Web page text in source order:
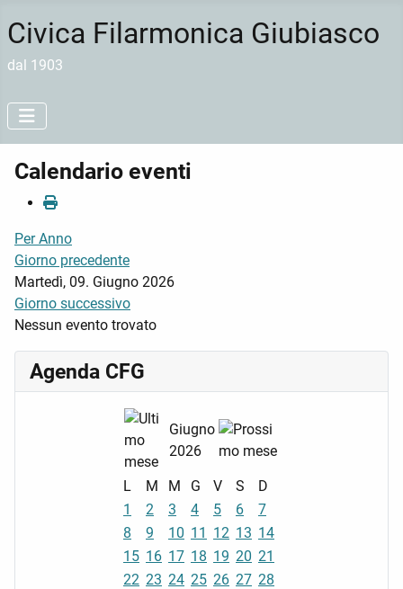
Civica Filarmonica Giubiasco
dal 1903
Calendario eventi
Per Anno
Giorno precedente
Martedì, 09. Giugno 2026
Giorno successivo
Nessun evento trovato
Agenda CFG
Giugno
2026
L M M G V S
D
1
2 3 4 5 6
7
8
9 10 11 12 13 14
15 16 17 18 19 20 21
22 23 24 25 26 27 28